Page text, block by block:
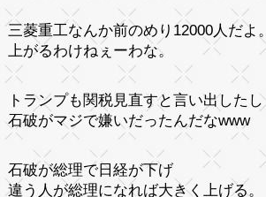
三菱重工なんか前のめり12000人だよ。
上がるわけねぇーわな。
トランプも関税見直すと言い出したし
石破がマジで嫌いだったんだなwww
石破が総理で日経が下げ
違う人が総理になれば大きく上げる。